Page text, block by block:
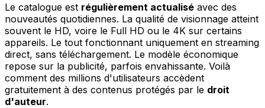
Le catalogue est régulièrement actualisé avec des
nouveautés quotidiennes. La qualité de visionnage atteint
souvent le HD, voire le Full HD ou le 4K sur certains
appareils. Le tout fonctionnant uniquement en streaming
direct, sans téléchargement. Le modèle économique
repose sur la publicité, parfois envahissante. Voilà
comment des millions d'utilisateurs accèdent
gratuitement à des contenus protégés par le droit
d'auteur.